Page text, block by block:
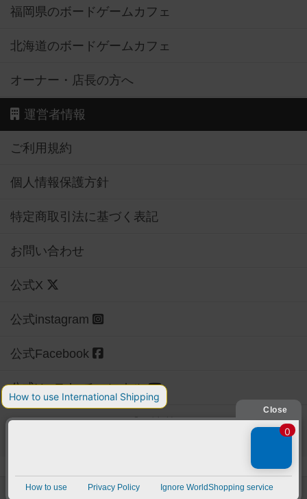
福岡県のボードゲームカフェ
北海道のボードゲームカフェ
オーナー・店長の方へ
運営者情報
ご利用規約
個人情報保護方針
特定商取引法に基づく表記
お問い合わせ
公式X
公式instagram
公式Facebook
公式YouTubeチャンネル
Copyright (c)